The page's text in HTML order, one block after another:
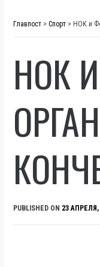
Главпост > Спорт > НОК и
НОК
PUBLISHED ON 23 АПРЕЛЯ,